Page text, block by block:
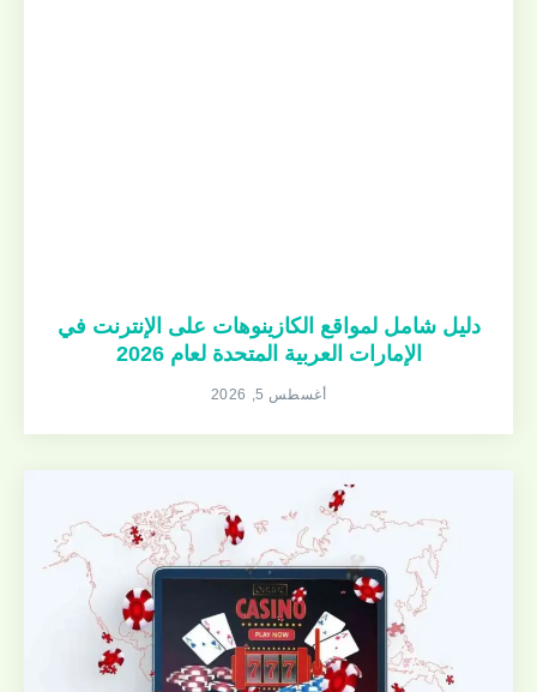
دليل شامل لمواقع الكازينوهات على الإنترنت في
الإمارات العربية المتحدة لعام 2026
أغسطس 5, 2026